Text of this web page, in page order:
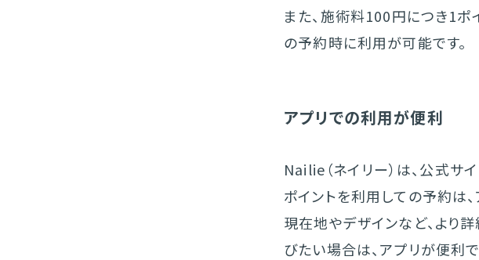
また、施術料100円につき1ポ
の予約時に利用が可能です。
アプリでの利用が便利
Nailie（ネイリー）は、公式サ
ポイントを利用しての予約は
現在地やデザインなど、より
びたい場合は、アプリが便利で